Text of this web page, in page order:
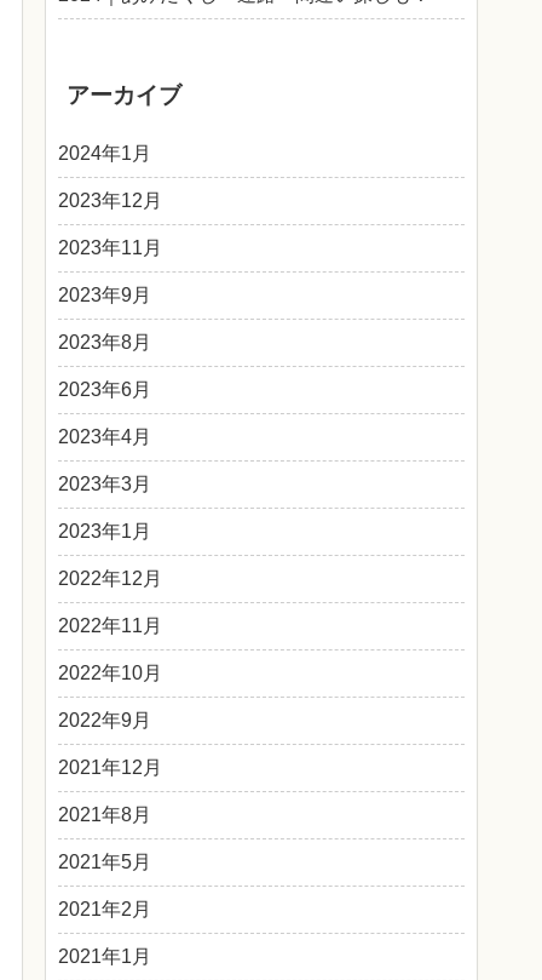
アーカイブ
2024年1月
2023年12月
2023年11月
2023年9月
2023年8月
2023年6月
2023年4月
2023年3月
2023年1月
2022年12月
2022年11月
2022年10月
2022年9月
2021年12月
2021年8月
2021年5月
2021年2月
2021年1月